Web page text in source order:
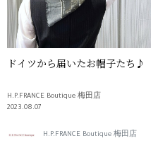
ドイツから届いたお帽子たち♪
H.P.FRANCE Boutique 梅田店
2023.08.07
H.P.FRANCE Boutique 梅田店